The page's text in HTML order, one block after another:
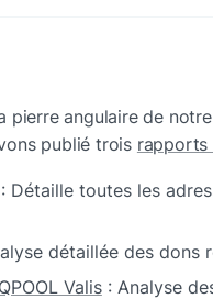
pierre angulaire de
publié trois rapports
Détaille toutes les
détaillée des dons
Valis : Analyse